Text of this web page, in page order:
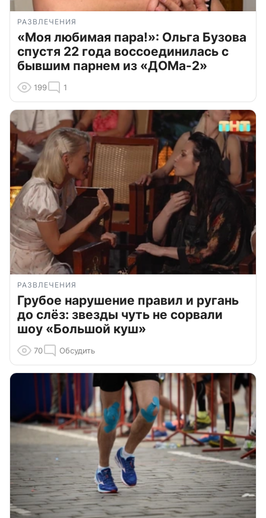
РАЗВЛЕЧЕНИЯ
«Моя любимая пара!»: Ольга Бузова
спустя 22 года воссоединилась с
бывшим парнем из «ДОМа-2»
199 1
РАЗВЛЕЧЕНИЯ
Грубое нарушение правил и ругань
до слёз: звезды чуть не сорвали
шоу «Большой куш»
70 Обсудить